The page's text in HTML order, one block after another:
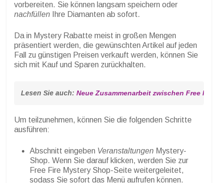
vorbereiten. Sie können langsam speichern oder
nachfüllen
Ihre Diamanten ab sofort.
Da in Mystery Rabatte meist in großen Mengen
präsentiert werden, die gewünschten Artikel auf jeden
Fall zu günstigen Preisen verkauft werden, können Sie
sich mit Kauf und Sparen zurückhalten.
Lesen Sie auch: Neue Zusammenarbeit zwischen Free
Um teilzunehmen, können Sie die folgenden Schritte
ausführen:
Abschnitt eingeben Veranstaltungen Mystery-
Shop. Wenn Sie darauf klicken, werden Sie zur
Free Fire Mystery Shop-Seite weitergeleitet,
sodass Sie sofort das Menü aufrufen können.